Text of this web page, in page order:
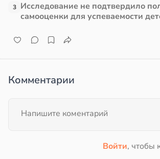
3 Исследование не подтвердило
самооценки для успеваемости
Комментарии
Войти, чтобы